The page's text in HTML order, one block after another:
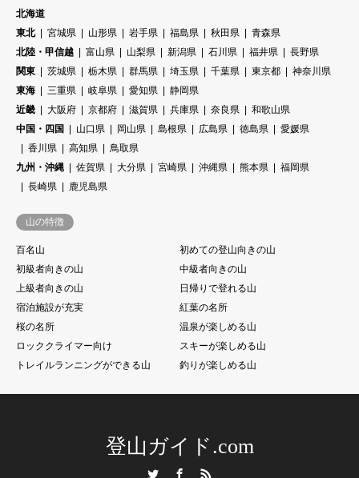
北海道
東北
宮城県 山形県 岩手県 福島県 秋田県
青森県
北陸・甲信越
富山県 山梨県 新潟県 石川県 福井県
長野県
関東
茨城県 栃木県 群馬県 埼玉県 千葉県 東京都
神奈川県
東海
三重県 岐阜県 愛知県
静岡県
近畿
大阪府 京都府 滋賀県 兵庫県 奈良県
和歌山県
中国・四国
山口県 岡山県 島根県 広島県 徳島県
愛媛県
香川県
高知県
鳥取県
九州・沖縄
佐賀県 大分県 宮崎県 沖縄県 熊本県
福岡県
長崎県
鹿児島県
山の特徴
百名山
初めての登山向きの山
初級者向きの山
中級者向きの山
上級者向きの山
日帰りで登れる山
宿泊施設が充実
紅葉の名所
桜の名所
温泉が楽しめる山
ロッククライマー向け
スキーが楽しめる山
トレイルランニングができる山
釣りが楽しめる山
登山ガイド.com